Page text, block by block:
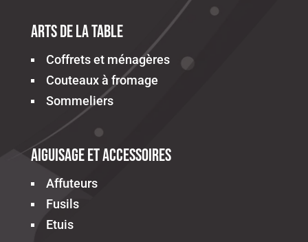
Arts de la table
Coffrets et ménagères
Couteaux à fromage
Sommeliers
Aiguisage et accessoires
Affuteurs
Fusils
Etuis